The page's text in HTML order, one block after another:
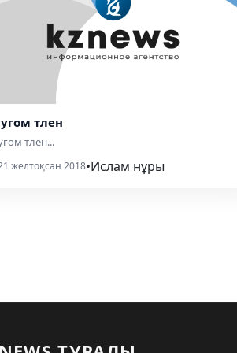
тлен
тлен...
желтоқсан 2018•Ислам нұры